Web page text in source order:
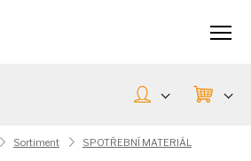
Sortiment
SPOTŘEBNÍ MATERIÁL